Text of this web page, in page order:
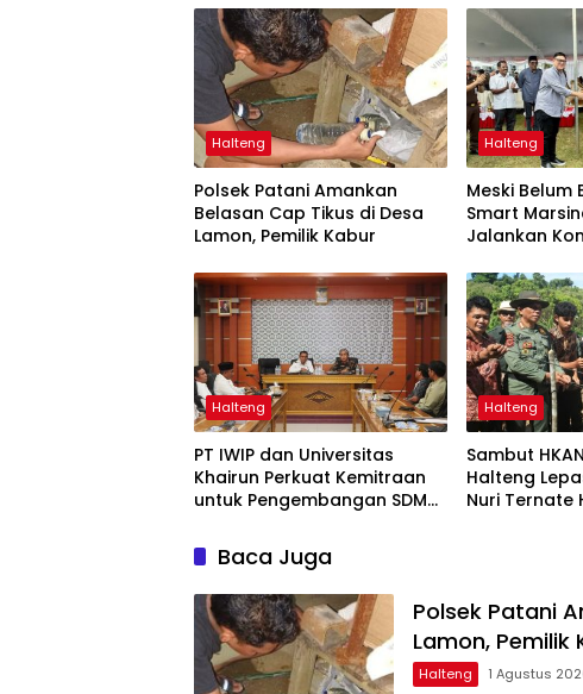
Halteng
Polsek Patani Amankan
Belasan Cap Tikus di Desa
Lamon, Pemilik Kabur
Halteng
Meski Belum
Smart
Jalankan
Halteng
PT IWIP dan Universitas
Khairun Perkuat Kemitraan
untuk Pengembangan SDM
Halteng
Sambut
Halteng
Nuri Ternate
Baca Juga
Polsek Patani
Lamon, Pemilik
Halteng 1 Agustus